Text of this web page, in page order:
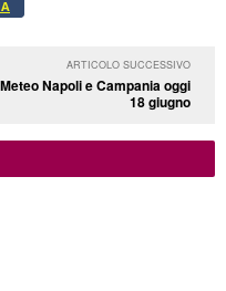
ARTICOLO SUCCESSIVO
Meteo Napoli e Campania oggi
18 giugno